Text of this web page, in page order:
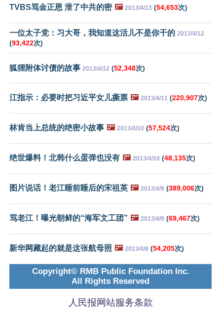
TVBS骂金正恩 泄了中共的密 🖼️ 2013/4/13 (54,653次)
一位太子党：习大哥，我知道这活儿不是你干的 2013/4/12
(93,422次)
狐狸附体讨债的故事 2013/4/12 (52,348次)
江指示：必要时把习近平女儿撕票 🖼️ 2013/4/11 (220,907次)
林肯当上总统的绝密小故事 🖼️ 2013/4/10 (57,524次)
绝世爆料！北韩什么蛋弹也没有 🖼️ 2013/4/10 (48,135次)
图片说话！老江睡前睡后的宋祖英 🖼️ 2013/4/9 (389,006次)
骂老江！曝光朝鲜的“海军文工团” 🖼️ 2013/4/9 (69,467次)
新华网藏起的就是这张航母照 🖼️ 2013/4/8 (54,205次)
Copyright© RMB Public Foundation Inc.
All Rights Reserved
人民报网站服务条款